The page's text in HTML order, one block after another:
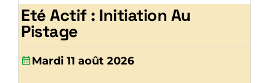
Eté Actif : Initiation Au
Pistage
Mardi 11 août 2026